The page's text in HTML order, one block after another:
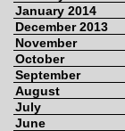
January 2014
December 2013
November
October
September
August
July
June